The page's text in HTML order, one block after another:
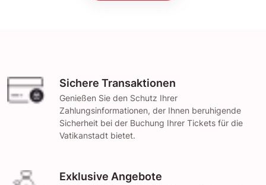
Sichere Transaktionen
Genießen Sie den Schutz Ihrer
Zahlungsinformationen, der Ihnen beruhigende
Sicherheit bei der Buchung Ihrer Tickets für die
Vatikanstadt bietet.
Exklusive Angebote